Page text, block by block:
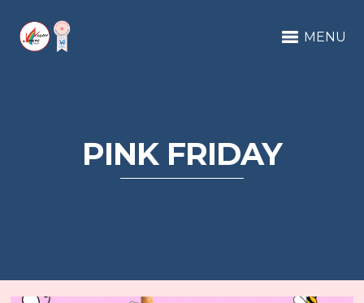
MENU
PINK FRIDAY